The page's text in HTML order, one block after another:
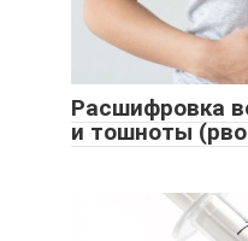
Расшифровка
и тошноты